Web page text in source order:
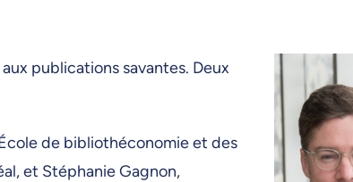
publications savantes. Deux
de bibliothéconomie et des
et Stéphanie Gagnon,